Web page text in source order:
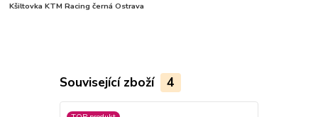
Kšiltovka KTM Racing černá Ostrava
Související zboží 4